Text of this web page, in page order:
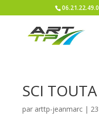
SCI TOUTA
par arttp-jeanmarc|